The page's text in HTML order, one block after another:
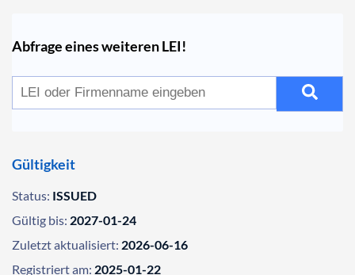
Abfrage eines weiteren LEI!
Gültigkeit
Status: ISSUED
Gültig bis: 2027-01-24
Zuletzt aktualisiert: 2026-06-16
Registriert am: 2025-01-22